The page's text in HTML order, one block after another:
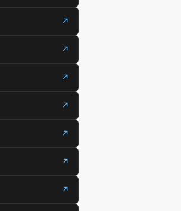
↗
↗
↗
↗
↗
↗
↗